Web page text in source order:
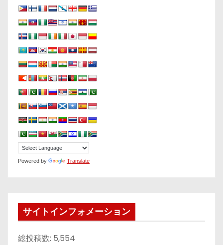
Powered by Translate
サイトインフォメーション
総投稿数: 5,554